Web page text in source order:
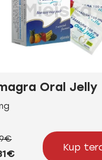
Oral Jelly
Kup